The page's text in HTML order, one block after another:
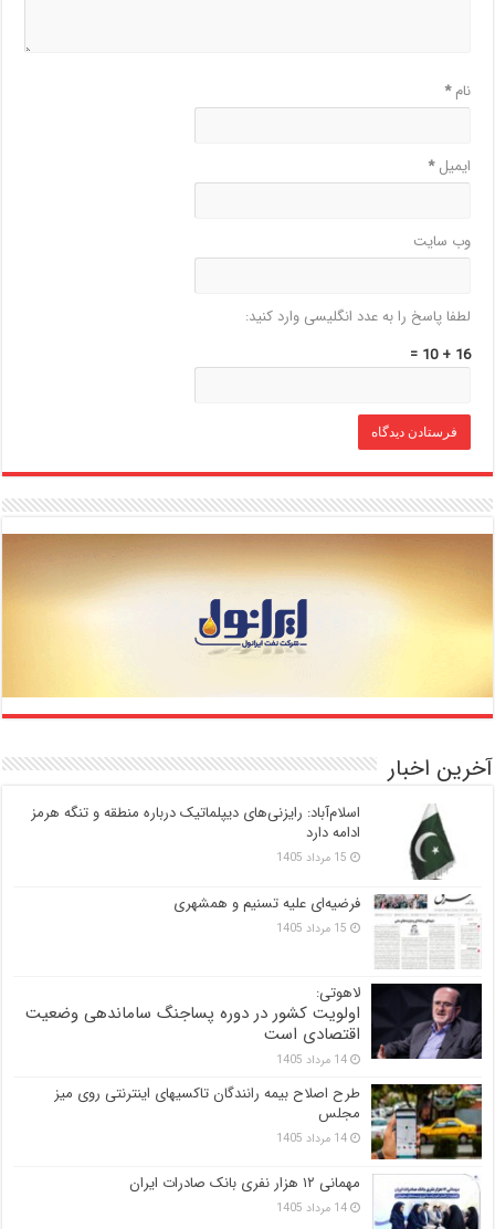
نام*
ایمیل*
وب‌ سایت
لطفا پاسخ را به عدد انگلیسی وارد کنید:
16 + 10 =
آخرین اخبار
اسلام‌آباد: رایزنی‌های دیپلماتیک درباره منطقه و تنگه هرمز
ادامه دارد
15 مرداد 1405
فرضیه‌ای علیه تسنیم و همشهری
15 مرداد 1405
لاهوتی:
اولویت کشور در دوره پساجنگ ساماندهی وضعیت
اقتصادی است
14 مرداد 1405
طرح اصلاح بیمه رانندگان تاکسیهای اینترنتی روی میز
مجلس
14 مرداد 1405
مهمانی ۱۲ هزار نفری بانک صادرات ایران
14 مرداد 1405